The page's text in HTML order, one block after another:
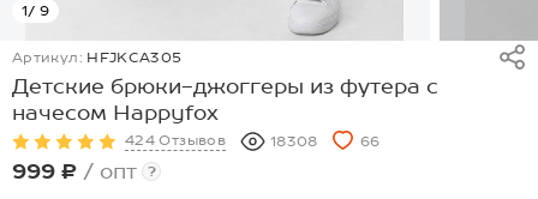
1/ 9
Артикул: HFJKCA305
Детские брюки-джоггеры из футера с
начесом Happyfox
424 Отзывов 18308 66
999 ₽ / опт ?